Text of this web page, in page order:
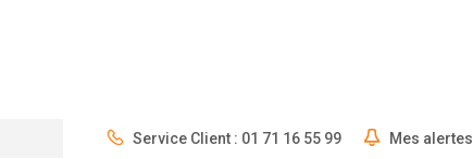
Service Client : 01 71 16 55 99 Mes alertes